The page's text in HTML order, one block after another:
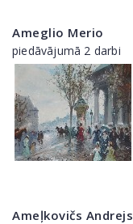
Ameglio Merio
piedāvājumā 2 darbi
Ameļkovičs Andrejs